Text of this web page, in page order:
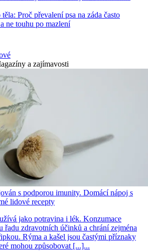
Proč převalení psa na záda často
ne touhu po mazlení
a zajímavosti
s podporou imunity. Domácí nápoj s
lidové recepty
jako potravina i lék. Konzumace
řadu zdravotních účinků a chrání zejména
Rýma a kašel jsou častými příznaky
mohou způsobovat [...]...